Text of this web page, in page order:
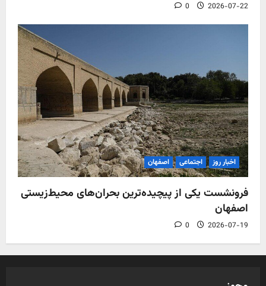
2026-07-22
0
اخبار روز اجتماعی اصفهان
فرونشست یکی از پیچیده‌ترین بحران‌های محیط‌زیستی
اصفهان
2026-07-19
0